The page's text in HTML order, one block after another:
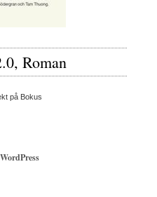
Roman
på Bokus